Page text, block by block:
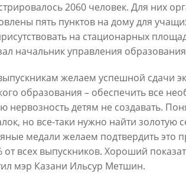
«Общее количество
но до 60
выездов в день – это все
много»
В Казани
15,6 км
27/07/2026
2060 человек. Для них
пять пунктов на дому для
на стационарных
начальник управления
желаем успешной сдачи
образования – обеспечить все
нервозность детям не создавать.
но все-таки нужно найти золотую
медали желаем подтвердить это
от всех выпускников. Хороший
мэр Казани Ильсур Метшин.